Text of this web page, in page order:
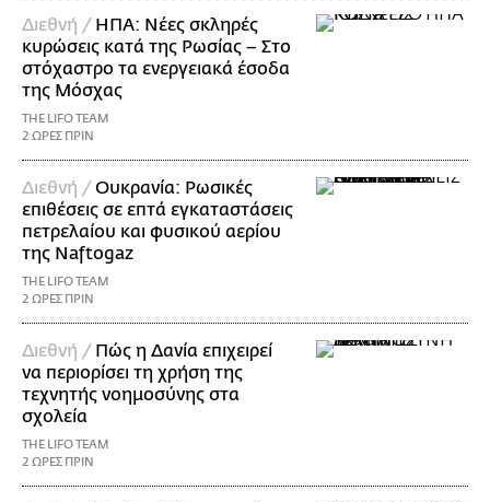
Διεθνή / ΗΠΑ: Nέες σκληρές
κυρώσεις κατά της Ρωσίας – Στο
στόχαστρο τα ενεργειακά έσοδα
της Μόσχας
THE LIFO TEAM
2 ΩΡΕΣ ΠΡΙΝ
Διεθνή /Ουκρανία: Ρωσικές
επιθέσεις σε επτά εγκαταστάσεις
πετρελαίου και φυσικού αερίου
της Naftogaz
THE LIFO TEAM
2 ΩΡΕΣ ΠΡΙΝ
Διεθνή / Πώς η Δανία επιχειρεί
να περιορίσει τη χρήση της
τεχνητής νοημοσύνης στα
σχολεία
THE LIFO TEAM
2 ΩΡΕΣ ΠΡΙΝ